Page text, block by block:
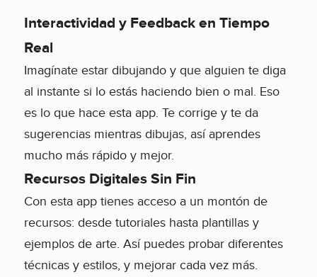
Interactividad y Feedback en Tiempo
Real
Imagínate estar dibujando y que alguien te diga
al instante si lo estás haciendo bien o mal. Eso
es lo que hace esta app. Te corrige y te da
sugerencias mientras dibujas, así aprendes
mucho más rápido y mejor.
Recursos Digitales Sin Fin
Con esta app tienes acceso a un montón de
recursos: desde tutoriales hasta plantillas y
ejemplos de arte. Así puedes probar diferentes
técnicas y estilos, y mejorar cada vez más.